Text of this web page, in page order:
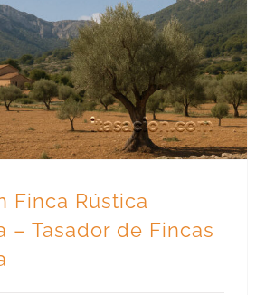
Finca Rústica
– Tasador de Fincas